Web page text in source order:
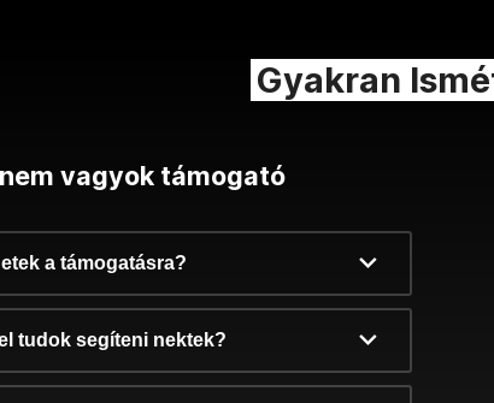
Gyakran
vagyok támogató
a támogatásra?
tudok segíteni nektek?